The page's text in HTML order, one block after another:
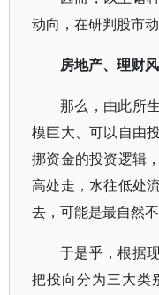
动向，在研判股市
房地产、理财
那么，由此所
模巨大、可以自由
挪资金的投资逻辑
高处走，水往低处
去，可能是最自然不
于是乎，根据
把投向分为三大类